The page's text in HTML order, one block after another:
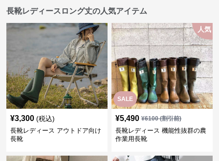
長靴レディースロング丈の人気アイテム
¥3,300 (税込)
長靴レディース アウトドア向け
長靴
SALE
人気
¥5,490 ¥6100(割引前)
長靴レディース 機能性抜群の農
作業用長靴